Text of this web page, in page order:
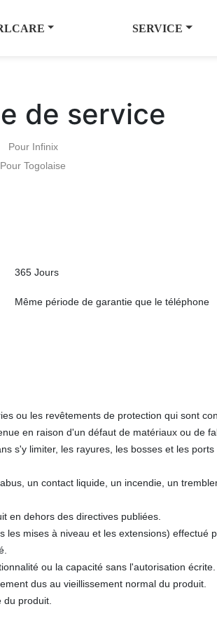
SERVICE
de service
Pour Infinix
Pour Togolaise
365 Jours
Même période de garantie que le téléphone
ou les revêtements de protection qui sont
en raison d'un défaut de matériaux ou de
s'y limiter, les rayures, les bosses et les ports
un contact liquide, un incendie, un
en dehors des directives publiées.
les mises à niveau et les extensions) effectué
ou la capacité sans l'autorisation écrite.
dus au vieillissement normal du produit.
produit.